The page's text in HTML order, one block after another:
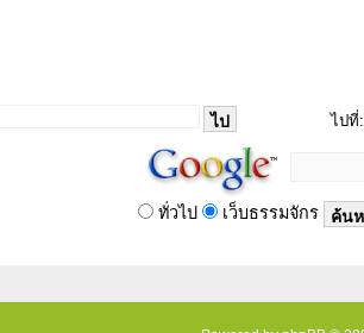
ไปที่:
ทั่วไป เว็บธรรมจักร